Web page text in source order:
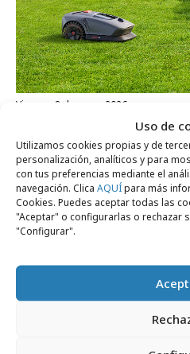
Uso de
Utilizamos cookies propias y de
personalización, analíticos y para
con tus preferencias mediante el
navegación. Clica AQUÍpara más
Cookies. Puedes aceptar todas las
"Aceptar" o configurarlas o rechazar
"Configurar".
viernes, 8 de mayo 2026
Butragueño &
MOVA
Campañas